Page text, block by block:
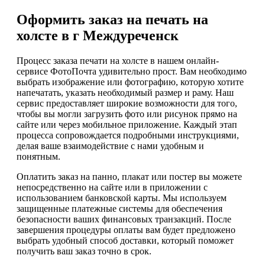
Оформить заказ на печать на
холсте в г Междуреченск
Процесс заказа печати на холсте в нашем онлайн-
сервисе ФотоПочта удивительно прост. Вам необходимо
выбрать изображение или фотографию, которую хотите
напечатать, указать необходимый размер и раму. Наш
сервис предоставляет широкие возможности для того,
чтобы вы могли загрузить фото или рисунок прямо на
сайте или через мобильное приложение. Каждый этап
процесса сопровождается подробными инструкциями,
делая ваше взаимодействие с нами удобным и
понятным.
Оплатить заказ на панно, плакат или постер вы можете
непосредственно на сайте или в приложении с
использованием банковской карты. Мы используем
защищенные платежные системы для обеспечения
безопасности ваших финансовых транзакций. После
завершения процедуры оплаты вам будет предложено
выбрать удобный способ доставки, который поможет
получить ваш заказ точно в срок.